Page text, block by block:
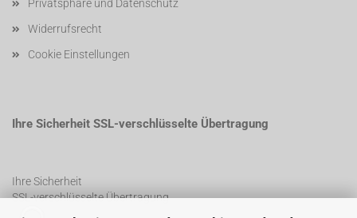
Privatsphäre und Datenschutz
Widerrufsrecht
Cookie Einstellungen
Ihre Sicherheit SSL-verschlüsselte Übertragung
Ihre Sicherheit
SSL-verschlüsselte Übertragung